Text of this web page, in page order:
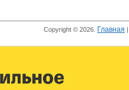
Copyright © 2026. Главная